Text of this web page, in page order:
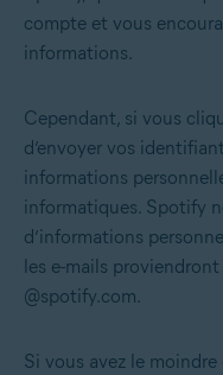
compte et vous
informations.
Cependant, si vous
d’envoyer vos
informations
informatiques. Spotify
d’informations
les e-mails
@spotify.com.
Si vous avez le